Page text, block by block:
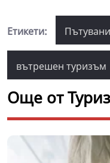
Етикети:
вътрешен туризъм
Още от